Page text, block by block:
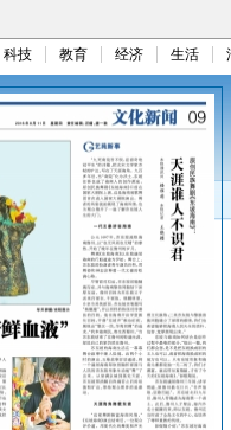
科技 教育 经济 生活